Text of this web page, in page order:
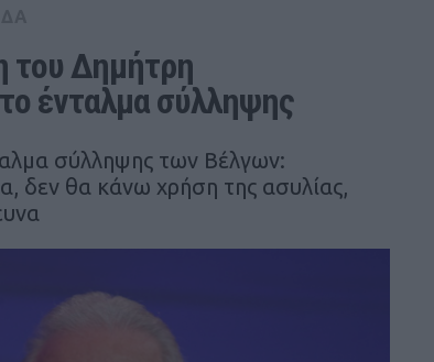
του Δημήτρη
ένταλμα σύλληψης
σύλληψης των Βέλγων:
δεν θα κάνω χρήση της ασυλίας,